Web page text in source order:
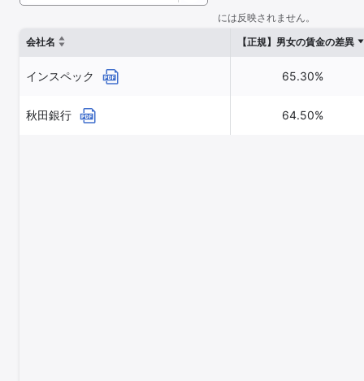
には反映されません。
会社名
【正規】男女の賃金の差異
インスペック 65.30%
秋田銀行 64.50%